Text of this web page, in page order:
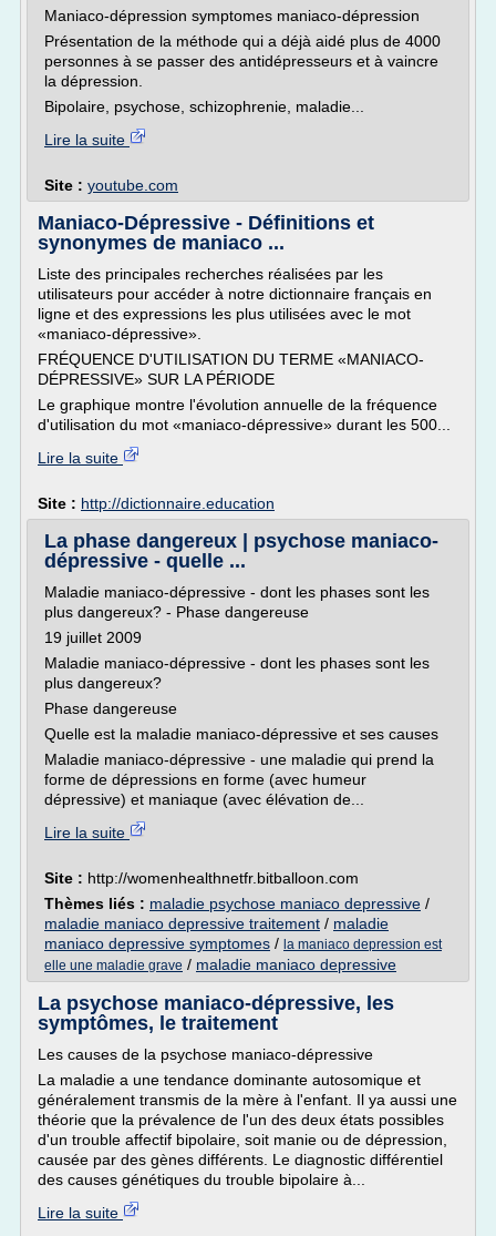
Maniaco-dépression symptomes maniaco-dépression
Présentation de la méthode qui a déjà aidé plus de 4000
personnes à se passer des antidépresseurs et à vaincre
la dépression.
Bipolaire, psychose, schizophrenie, maladie...
Lire la suite
Site : youtube.com
Maniaco-Dépressive - Définitions et
synonymes de maniaco ...
Liste des principales recherches réalisées par les
utilisateurs pour accéder à notre dictionnaire français en
ligne et des expressions les plus utilisées avec le mot
«maniaco-dépressive».
FRÉQUENCE D'UTILISATION DU TERME «MANIACO-
DÉPRESSIVE» SUR LA PÉRIODE
Le graphique montre l'évolution annuelle de la fréquence
d'utilisation du mot «maniaco-dépressive» durant les 500...
Lire la suite
Site : http://dictionnaire.education
La phase dangereux | psychose maniaco-
dépressive - quelle ...
Maladie maniaco-dépressive - dont les phases sont les
plus dangereux? - Phase dangereuse
19 juillet 2009
Maladie maniaco-dépressive - dont les phases sont les
plus dangereux?
Phase dangereuse
Quelle est la maladie maniaco-dépressive et ses causes
Maladie maniaco-dépressive - une maladie qui prend la
forme de dépressions en forme (avec humeur
dépressive) et maniaque (avec élévation de...
Lire la suite
Site : http://womenhealthnetfr.bitballoon.com
Thèmes liés : maladie psychose maniaco depressive /
maladie maniaco depressive traitement / maladie
maniaco depressive symptomes / la maniaco depression est
elle une maladie grave / maladie maniaco depressive
La psychose maniaco-dépressive, les
symptômes, le traitement
Les causes de la psychose maniaco-dépressive
La maladie a une tendance dominante autosomique et
généralement transmis de la mère à l'enfant. Il ya aussi une
théorie que la prévalence de l'un des deux états possibles
d'un trouble affectif bipolaire, soit manie ou de dépression,
causée par des gènes différents. Le diagnostic différentiel
des causes génétiques du trouble bipolaire à...
Lire la suite